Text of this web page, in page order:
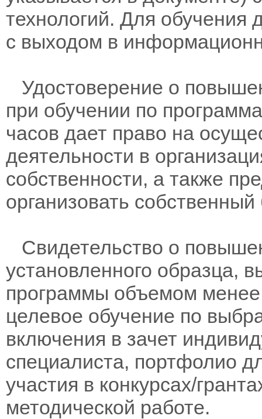
технологий. Для обучения
с выходом в
Удостоверение о
при обучении по
часов дает право на
деятельности в
собственности, а также
организовать
Свидетельство о
установленного образца,
программы объемом менее
целевое обучение по
включения в зачет
специалиста, портфолио
участия в конкурсах/
методической работе.